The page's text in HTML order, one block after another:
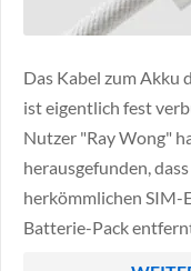
Das Kabel zum Akku
ist eigentlich fest
Nutzer "Ray Wong"
herausgefunden,
herkömmlichen SIM-
Batterie-Pack